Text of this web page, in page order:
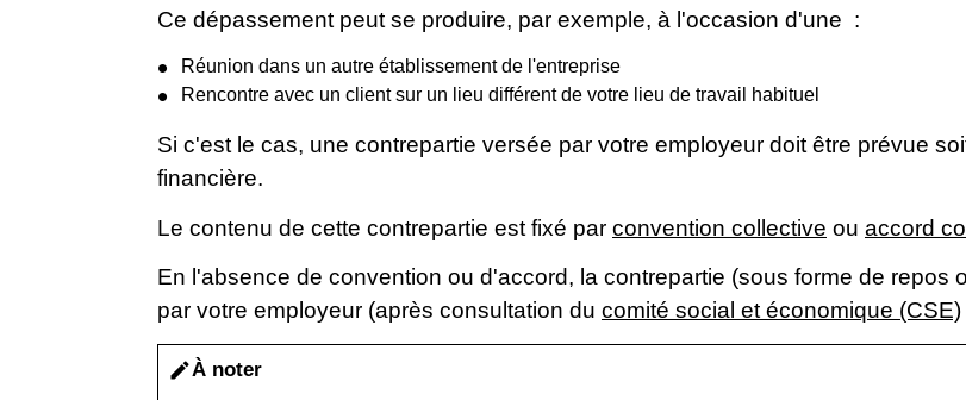
Ce dépassement peut se produire, par exemple, à l'occasion d'une :
Réunion dans un autre établissement de l'entreprise
Rencontre avec un client sur un lieu différent de votre lieu de travail habituel
Si c'est le cas, une contrepartie versée par votre employeur doit être prévue
financière.
Le contenu de cette contrepartie est fixé par convention collective ou accord
En l'absence de convention ou d'accord, la contrepartie (sous forme de repos
par votre employeur (après consultation du comité social et économique (CSE)
editÀ noter